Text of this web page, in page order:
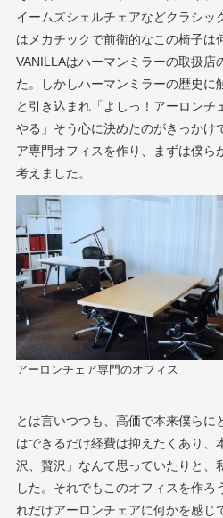
イームズシェルチェアなどクラシッ
はメカチックで前衛的なこの椅子は
VANILLAはハーマンミラーの取扱店
た。しかしハーマンミラーの歴史に
と引き込まれ「よしっ！アーロンチ
やる」そう心に決めたのがきっかけ
ア専門オフィスを作り、まずは僕ら
考えました。
アーロンチェア専門のオフィス
とは言いつつも、高価で本来僕らに
はできるだけ経費は抑えたくあり、
沢、贅沢」なんて思っていたりと、
した。それでもこのオフィスを作ろ
れだけアーロンチェアに何かを感じ